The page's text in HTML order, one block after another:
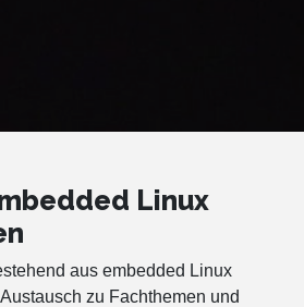
Linux
aus embedded Linux
zu Fachthemen und